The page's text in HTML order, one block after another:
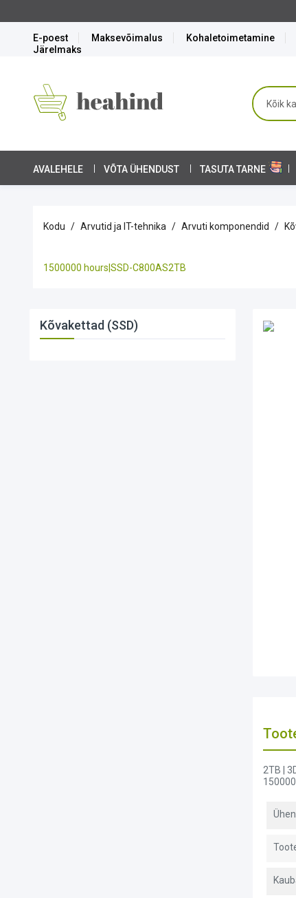
E-poest Maksevõimalus Kohaletoimetamine
Järelmaks
AVALEHELE VÕTA ÜHENDUST TASUTA TARNE
Kodu Arvutid ja IT-tehnika Arvuti komponendid
1500000 hours|SSD-C800AS2TB
Kõvakettad (SSD)
2TB |